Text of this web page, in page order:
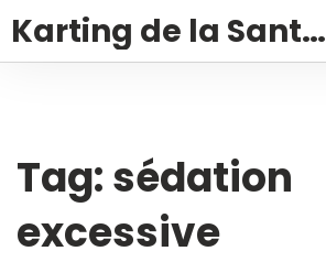
Karting de la Santé – Montalivet
Tag: sédation
excessive